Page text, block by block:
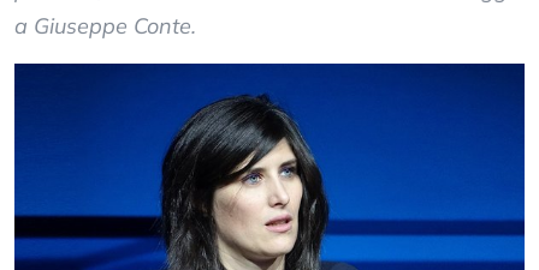
a Giuseppe Conte.